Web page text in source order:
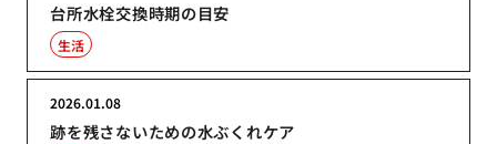
台所水栓交換時期の目安
生活
跡を残さないための水ぶくれケア
2026.01.08